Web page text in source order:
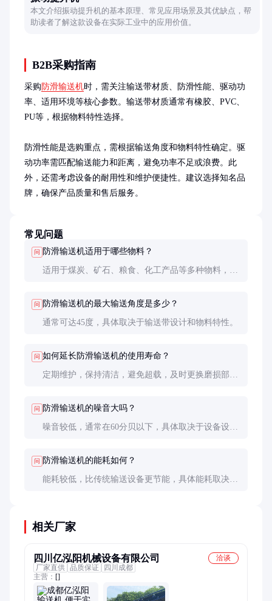
本文介绍振动提升机的基本原理、常见应用场景及其优缺点，帮
助读者了解这款设备在实际工业中的应用价值。
B2B采购指南
采购 防滑输送机时，需关注输送带材质、防滑性能、驱动功
率、适用环境等核心参数。输送带材质通常有橡胶、PVC、
PU等，根据物料特性选择。
防滑性能是选购重点，需根据输送角度和物料特性确定。驱
动功率需匹配输送能力和距离，避免功率不足或浪费。此
外，还需考虑设备的耐用性和维护便捷性。建议选择知名品
牌，确保产品质量和售后服务。
常见问题
问 防滑输送机适用于哪些物料？
适用于煤炭、矿石、粮食、化工产品等多种物料，特
问 防滑输送机的最大输送角度是多少？
通常可达45度，具体取决于输送带设计和物料特性。
问 如何延长防滑输送机的使用寿命？
定期维护，保持清洁，避免超载，及时更换磨损部
问 防滑输送机的噪音大吗？
噪音较低，通常在60分贝以下，具体取决于设备设计
问 防滑输送机的能耗如何？
能耗较低，比传统输送设备更节能，具体能耗取决于
相关厂家
四川亿泓阳机械设备有限公司
洽谈
厂家直供 品质保证
四川成都
主营： []